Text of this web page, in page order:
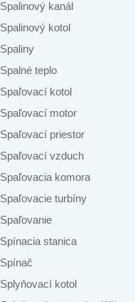
Spalinový kanál
Spalinový kotol
Spaliny
Spalné teplo
Spaľovací kotol
Spaľovací motor
Spaľovací priestor
Spaľovací vzduch
Spaľovacia komora
Spaľovacie turbíny
Spaľovanie
Spínacia stanica
Spínač
Splyňovací kotol